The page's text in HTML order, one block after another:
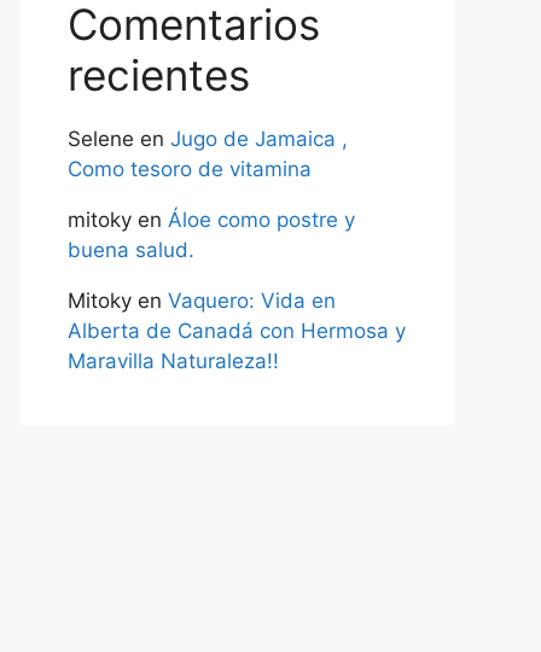
Comentarios
recientes
Selene en Jugo de Jamaica ,
Como tesoro de vitamina
mitoky en Áloe como postre y
buena salud.
Mitoky en Vaquero: Vida en
Alberta de Canadá con Hermosa y
Maravilla Naturaleza!!